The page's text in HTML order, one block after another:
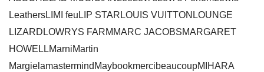
LeathersLIMI feuLIP STARLOUIS VUITTONLOUNGE
LIZARDLOWRYS FARMMARC JACOBSMARGARET
HOWELLMarniMartin
MargielamastermindMaybookmercibeaucoupMIHARA